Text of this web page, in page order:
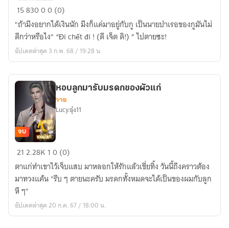
กุ๊ย
คน
เลว
1583000 (0)
"ถ้ามึงอยากได้เงินนัก มึงก็แค่มาอยู่กับกู เป็นนายบำเรอของกูมันไม่
ดีกว่าหรือไง" “Đi chết đi ! (ดี เจ็ต ดิ!) ” ไปตายซะ!
อัปเดตล่าสุด 3 ก.พ. 68 / 19:28 น.
หอบ
มา
รับ
มรดก
ของ
จบ
หอบลูกมารับมรดกของผัวแก่
วาย
Lucy.อุ๋ง11
212.28K 10 (0)
ตาแก่ทำเขาไว้เจ็บแสบ มาหลอกให้รักแล้วเขี่ยทิ้ง วันนี้ถึงคราวต้อง
มาทวงแค้น "รีบ ๆ ตายนะครับ มรดกทั้งหมดจะได้เป็นของผมกับลูก
หึ ๆ"
อัปเดตล่าสุด 20 ก.ค. 67 / 18:00 น.